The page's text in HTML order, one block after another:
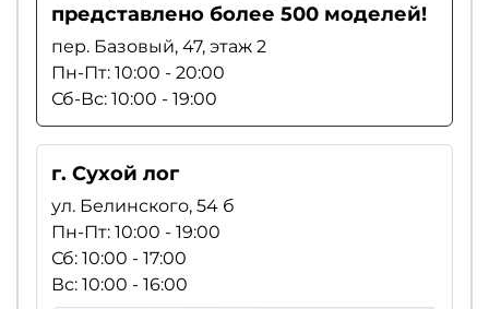
представлено более 500 моделей!
пер. Базовый, 47, этаж 2
Пн-Пт: 10:00 - 20:00
Сб-Вс: 10:00 - 19:00
г. Сухой лог
ул. Белинского, 54 б
Пн-Пт: 10:00 - 19:00
Сб: 10:00 - 17:00
Вс: 10:00 - 16:00